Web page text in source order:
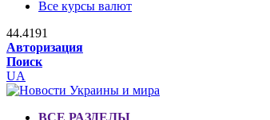
Все курсы валют
44.4191
Авторизация
Поиск
UA
ВСЕ РАЗДЕЛЫ